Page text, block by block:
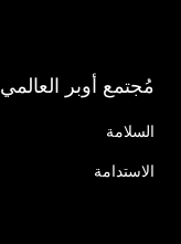
مُجتمع أوبر العالمي
السلامة
الاستدامة